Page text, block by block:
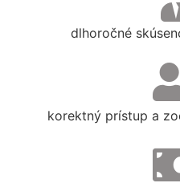
dlhoročné
korektný prístup a